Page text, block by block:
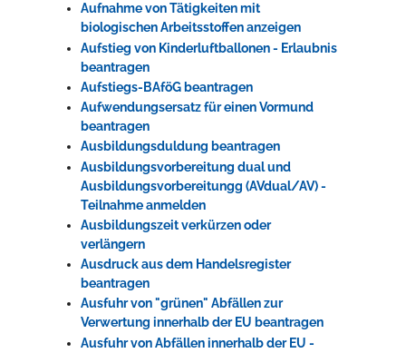
Aufnahme von Tätigkeiten mit
biologischen Arbeitsstoffen anzeigen
Aufstieg von Kinderluftballonen - Erlaubnis
beantragen
Aufstiegs-BAföG beantragen
Aufwendungsersatz für einen Vormund
beantragen
Ausbildungsduldung beantragen
Ausbildungsvorbereitung dual und
Ausbildungsvorbereitungg (AVdual/AV) -
Teilnahme anmelden
Ausbildungszeit verkürzen oder
verlängern
Ausdruck aus dem Handelsregister
beantragen
Ausfuhr von "grünen" Abfällen zur
Verwertung innerhalb der EU beantragen
Ausfuhr von Abfällen innerhalb der EU -